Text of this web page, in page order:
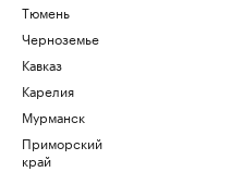
Тюмень
Черноземье
Кавказ
Карелия
Мурманск
Приморский
край